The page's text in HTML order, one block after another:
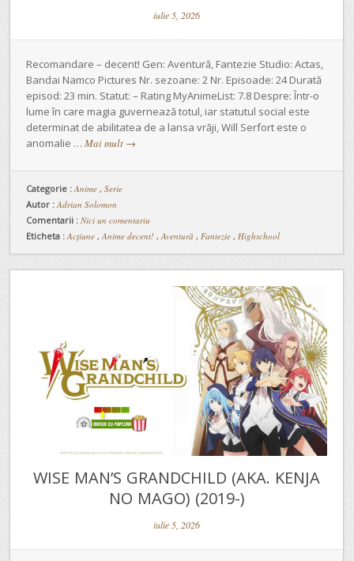
iulie 5, 2026
Recomandare – decent! Gen: Aventură, Fantezie Studio: Actas,
Bandai Namco Pictures Nr. sezoane: 2 Nr. Episoade: 24 Durată
episod: 23 min. Statut: – Rating MyAnimeList: 7.8 Despre: Într-o
lume în care magia guvernează totul, iar statutul social este
determinat de abilitatea de a lansa vrăji, Will Serfort este o
anomalie … Mai mult →
Categorie : Anime , Serie
Autor : Adrian Solomon
Comentarii : Nici un comentariu
Eticheta : Acțiune , Anime decent! , Aventură , Fantezie , Highschool
WISE MAN’S GRANDCHILD (AKA. KENJA
NO MAGO) (2019-)
iulie 5, 2026